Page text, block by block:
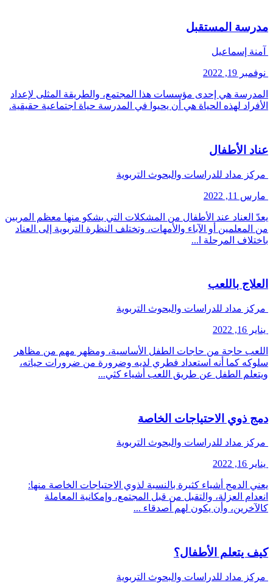
مدرسة المستقبل
آمنة إسماعيل
نوفمبر 19, 2022
المدرسة هي إحدى مؤسسات هذا المجتمع، والطريقة المثلى لإعداد
الأفراد لهذه الحياة هي أن يحيوا في المدرسة حياة اجتماعية حقيقية.
عناد الأطفال
مركز مداد للدراسات والبحوث التربوية
مارس 11, 2022
يعدّ العناد عند الأطفال من المشكلات التي يشكو منها معظم المربين
من المعلمين أو الآباء والأمهات، وتختلف النظرة التربوية إلى العناد
باختلاف المرحلة ا...
العلاج باللعب
مركز مداد للدراسات والبحوث التربوية
يناير 16, 2022
اللعب حاجة من حاجات الطفل الأساسية، ومظهر مهم من مظاهر
سلوكه كما أنه استعداد فطري لديه وضرورة من ضرورات حياته،
ويتعلم الطفل عن طريق اللعب أشياء كثي...
دمج ذوي الاحتياجات الخاصة
مركز مداد للدراسات والبحوث التربوية
يناير 16, 2022
يعني الدمج أشياء كثيرة بالنسبة لذوي الاحتياجات الخاصة منها:
انعدام العزلة، والتقبل من قبل المجتمع، وإمكانية المعاملة
كالآخرين، وأن يكون لهم أصدقاء ...
كيف يتعلم الأطفال؟
مركز مداد للدراسات والبحوث التربوية